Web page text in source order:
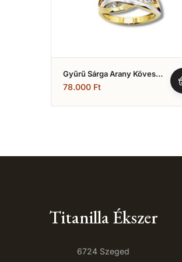
Gyűrű Sárga Arany Köves
Fazonú (Nr.3)
78.000 Ft
Titanilla Ékszer
6724 Szeged